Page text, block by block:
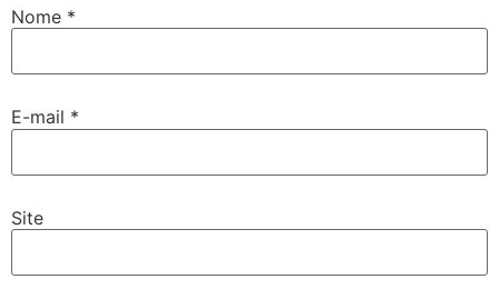
Nome *
E-mail *
Site